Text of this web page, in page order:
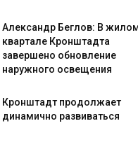
Александр Беглов: В
квартале Кронштадта
завершено обновление
наружного освещения
Кронштадт продолжает
динамично развиваться